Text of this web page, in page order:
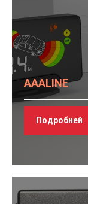
AAALINE
Подробней